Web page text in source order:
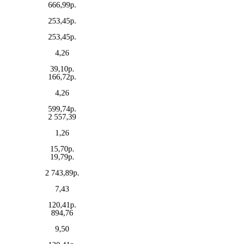
666,99р.
253,45р.
253,45р.
4,26
39,10р.
166,72р.
4,26
599,74р.
2 557,39
1,26
15,70р.
19,79р.
2 743,89р.
7,43
120,41р.
894,76
9,50